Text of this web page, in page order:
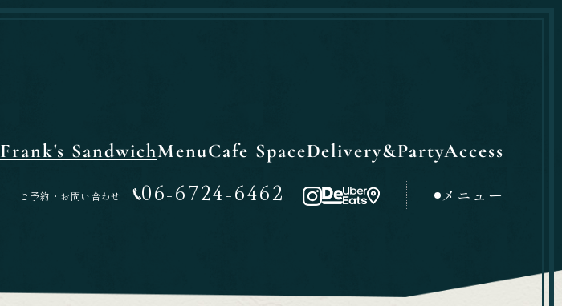
Frank's SandwichMenuCafe SpaceDelivery&PartyAccess
ご予約・お問い合わせ 06-6724-6462 メニュー